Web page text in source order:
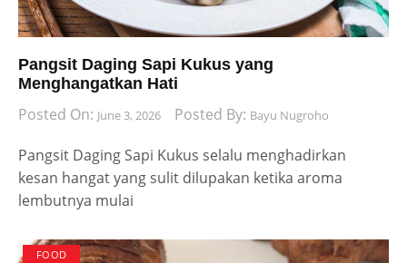
Pangsit Daging Sapi Kukus yang
Menghangatkan Hati
Posted On: June 3, 2026 Posted By: Bayu Nugroho
Pangsit Daging Sapi Kukus selalu menghadirkan
kesan hangat yang sulit dilupakan ketika aroma
lembutnya mulai
FOOD